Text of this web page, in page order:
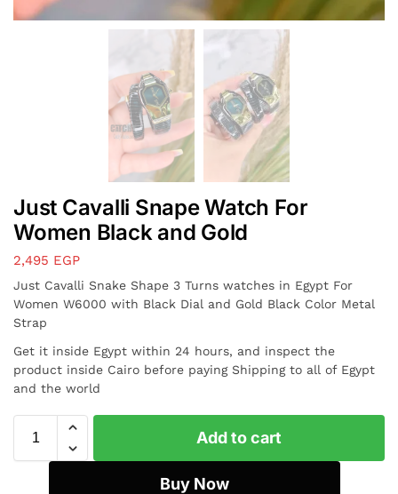
Just Cavalli Snape Watch For
Women Black and Gold
2,495 EGP
Just Cavalli Snake Shape 3 Turns watches in Egypt For
Women W6000 with Black Dial and Gold Black Color Metal
Strap
Get it inside Egypt within 24 hours, and inspect the
product inside Cairo before paying Shipping to all of Egypt
and the world
Add to cart
Buy Now